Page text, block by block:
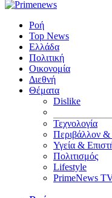
Ροή
Top News
Ελλάδα
Πολιτική
Οικονομία
Διεθνή
Θέματα
Dislike
Τεχνολογία
Περιβάλλον &
Υγεία &
Πολιτισμός
Lifestyle
PrimeNews